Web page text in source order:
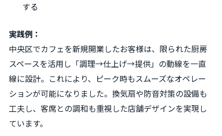
する
実践例：
中央区でカフェを新規開業したお客様は、限られた厨房
スペースを活用し「調理→仕上げ→提供」の動線を一直
線に設計。これにより、ピーク時もスムーズなオペレー
ションが可能になりました。換気扇や防音対策の設備も
工夫し、客席との調和も重視した店舗デザインを実現し
ています。